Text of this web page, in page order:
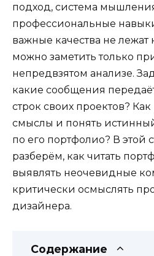
подход, система
профессиональные
важные качества не лежат
можно заметить только
непредвзятом анализе.
какие сообщения
строк своих проектов?
смыслы и понять
по его портфолио? В этой
разберём, как читать
выявлять неочевидные
критически осмыслять
дизайнера.
Содержание